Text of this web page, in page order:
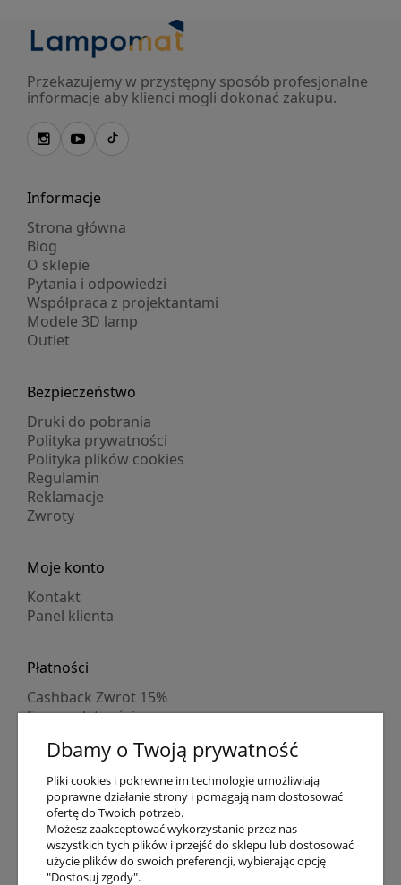
Przekazujemy w przystępny sposób profesjonalne
informacje aby klienci mogli dokonać zakupu.
Informacje
Strona główna
Blog
O sklepie
Pytania i odpowiedzi
Współpraca z projektantami
Modele 3D lamp
Outlet
Bezpieczeństwo
Druki do pobrania
Polityka prywatności
Polityka plików cookies
Regulamin
Reklamacje
Zwroty
Moje konto
Kontakt
Panel klienta
Płatności
Cashback Zwrot 15%
Formy płatności
Numer konta
PayPo kupujesz, nie płacisz
Progi rabatowe
Promocje
Dostawa
Dbamy o Twoją prywatność
Pliki cookies i pokrewne im technologie umożliwiają
poprawne działanie strony i pomagają nam dostosować
ofertę do Twoich potrzeb.
Możesz zaakceptować wykorzystanie przez nas
wszystkich tych plików i przejść do sklepu lub dostosować
użycie plików do swoich preferencji, wybierając opcję
"Dostosuj zgody".